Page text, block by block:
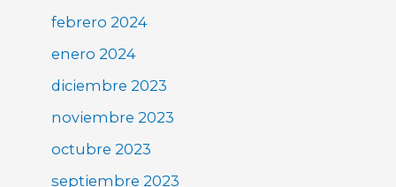
febrero 2024
enero 2024
diciembre 2023
noviembre 2023
octubre 2023
septiembre 2023